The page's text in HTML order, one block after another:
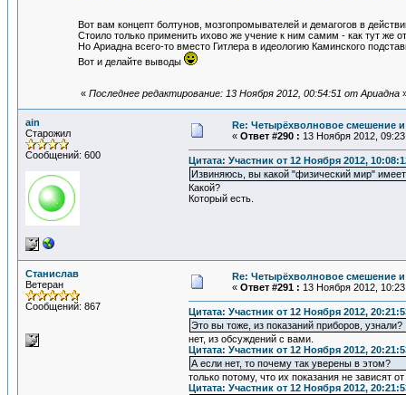
Вот вам концепт болтунов, мозгопромывателей и демагогов в
Стоило только применить ихово же учение к ним самим - как тут же
Но Ариадна всего-то вместо Гитлера в идеологию Каминского
Вот и делайте выводы
« Последнее редактирование: 13 Ноября 2012, 00:54:51 от Ариадна
ain
Старожил
Сообщений: 600
Re: Четырёхволновое смешение и
« Ответ #290 : 13 Ноября 2012,
Цитата: Участник от 12 Ноября 2012,
Извиняюсь, вы какой "физический мир"
Какой?
Который есть.
Станислав
Ветеран
Сообщений: 867
Re: Четырёхволновое смешение и
« Ответ #291 : 13 Ноября 2012,
Цитата: Участник от 12 Ноября 2012,
Это вы тоже, из показаний приборов, узнали?
нет, из обсуждений с вами.
Цитата: Участник от 12 Ноября 2012,
А если нет, то почему так уверены в этом?
только потому, что их показания не зависят
Цитата: Участник от 12 Ноября 2012,